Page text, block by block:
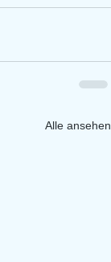
Alle ansehen